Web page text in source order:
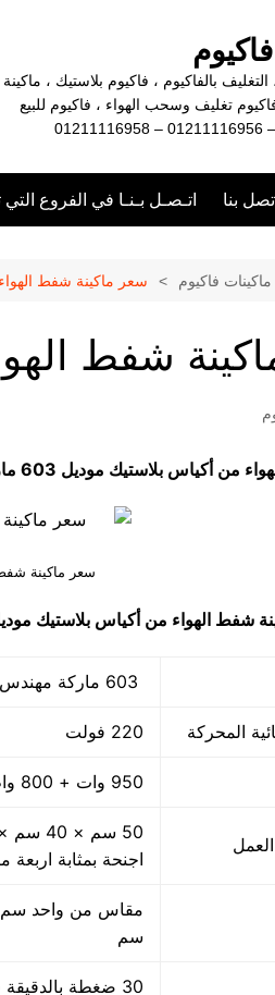
بالفاكيوم ، فاكيوم بلاستيك ، ماكينة
تغليف وسحب الهواء ، فاكيوم للبيع
اتصل بنا اتـصـل بـنـا في الفروع
ماكينات فاكيوم سعر ماكينة شفط
شفط
أكياس بلاستيك موديل 603 ماركة مهندس منسي
سعر ماكينة
شفط الهواء من أكياس بلاستيك
المحركة 220 فولت
950 وات + 800 واط اللحام
اجنحة بمثابة اربعة
سم